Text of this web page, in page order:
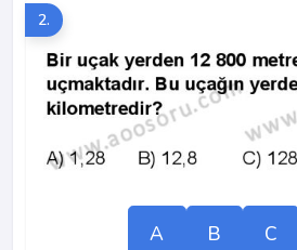
2.
A B C